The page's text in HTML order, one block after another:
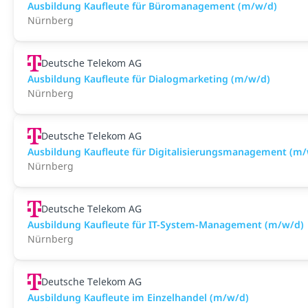
Ausbildung Kaufleute für Büromanagement (m/w/d)
Nürnberg
Deutsche Telekom AG
Ausbildung Kaufleute für Dialogmarketing (m/w/d)
Nürnberg
Deutsche Telekom AG
Ausbildung Kaufleute für Digitalisierungsmanagement
Nürnberg
Deutsche Telekom AG
Ausbildung Kaufleute für IT-System-Management (m/w/d)
Nürnberg
Deutsche Telekom AG
Ausbildung Kaufleute im Einzelhandel (m/w/d)